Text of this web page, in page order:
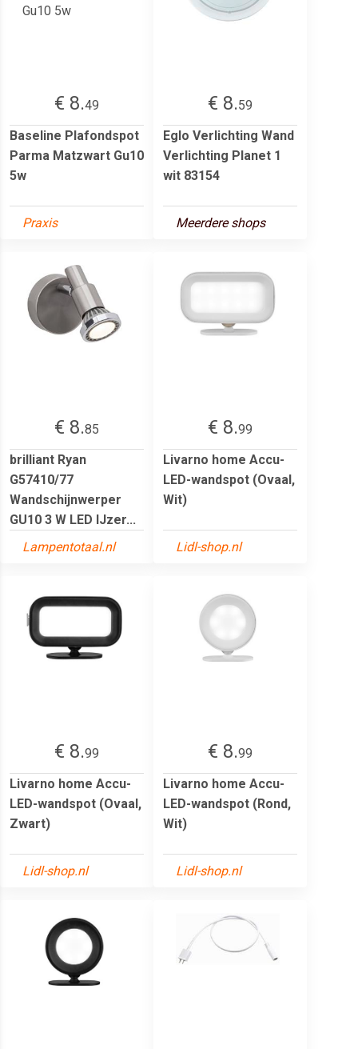
€ 8.49
Baseline Plafondspot
Parma Matzwart Gu10
5w
Praxis
€ 8.59
Eglo Verlichting Wand
Verlichting Planet 1
wit 83154
Meerdere shops
€ 8.85
brilliant Ryan
G57410/77
Wandschijnwerper
GU10 3 W LED IJzer...
Lampentotaal.nl
€ 8.99
Livarno home Accu-
LED-wandspot (Ovaal,
Wit)
Lidl-shop.nl
€ 8.99
Livarno home Accu-
LED-wandspot (Ovaal,
Zwart)
Lidl-shop.nl
€ 8.99
Livarno home Accu-
LED-wandspot (Rond,
Wit)
Lidl-shop.nl